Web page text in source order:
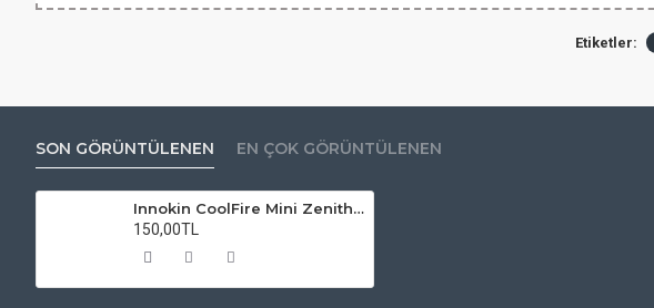
Etiketler:
SON GÖRÜNTÜLENEN EN ÇOK GÖRÜNTÜLENEN
Innokin CoolFire Mini Zenith D22 Kit Atomizer Camı
150,00TL